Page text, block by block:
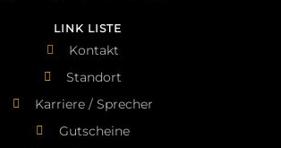
LINK LISTE
Kontakt
Standort
Karriere / Sprecher
Gutscheine